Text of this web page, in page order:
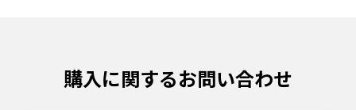
購入に関するお問い合わせ